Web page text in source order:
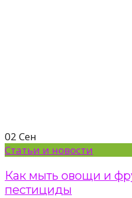
02 Сен
Статьи и новости
Как мыть овощи и
пестициды